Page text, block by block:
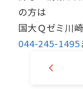
の方は
国大Ｑゼミ川
044-245-1495